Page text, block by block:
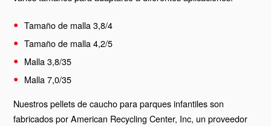
Tamaño de malla 3,8/4
Tamaño de malla 4,2/5
Malla 3,8/35
Malla 7,0/35
Nuestros pellets de caucho para parques infantiles son
fabricados por American Recycling Center, Inc, un proveedor